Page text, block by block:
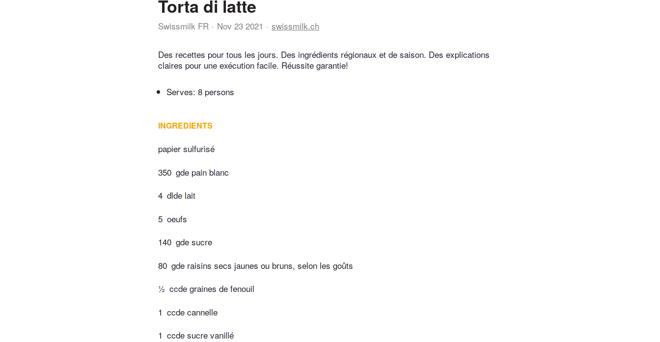
Torta di latte
Swissmilk FR Nov 23 2021 swissmilk.ch
Des recettes pour tous les jours. Des ingrédients régionaux et de saison. Des explications
claires pour une exécution facile. Réussite garantie!
Serves: 8 persons
INGREDIENTS
papier sulfurisé
350 gde pain blanc
4 dlde lait
5 oeufs
140 gde sucre
80 gde raisins secs jaunes ou bruns, selon les goûts
½ ccde graines de fenouil
1 ccde cannelle
1 ccde sucre vanillé